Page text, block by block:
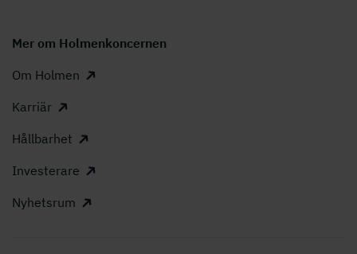
Mer om Holmenkoncernen
Om Holmen
Karriär
Hållbarhet
Investerare
Nyhetsrum